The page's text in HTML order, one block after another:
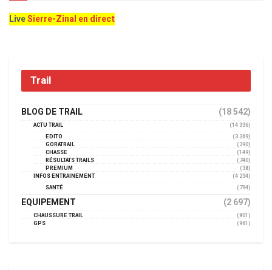
LiveSierre-Zinal en direct
Trail
BLOG DE TRAIL (18 542)
ACTU TRAIL
(14 336)
EDITO
(3 369)
GORATRAIL
(390)
CHASSE
(149)
RÉSULTATS TRAILS
(740)
PREMIUM
(38)
INFOS ENTRAINEMENT
(4 234)
SANTÉ
(794)
EQUIPEMENT (2 697)
CHAUSSURE TRAIL
(801)
GPS
(961)